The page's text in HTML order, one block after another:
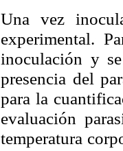
Una vez
experimental.
inoculación y
presencia del
para la
evaluación
temperatura